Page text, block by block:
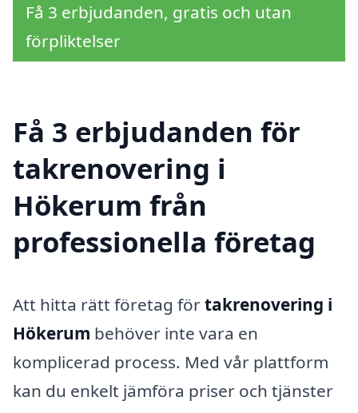
Få 3 erbjudanden, gratis och utan
förpliktelser
Få 3 erbjudanden för
takrenovering i
Hökerum från
professionella företag
Att hitta rätt företag förtakrenovering i
Hökerum behöver inte vara en
komplicerad process. Med vår plattform
kan du enkelt jämföra priser och tjänster